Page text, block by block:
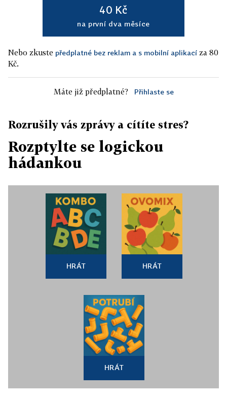
40 Kč
na první dva měsíce
Nebo zkuste předplatné bez reklam a s mobilní aplikací za 80
Kč.
Máte již předplatné? Přihlaste se
Rozrušily vás zprávy a cítíte stres?
Rozptylte se logickou
hádankou
HRÁT HRÁT
HRÁT